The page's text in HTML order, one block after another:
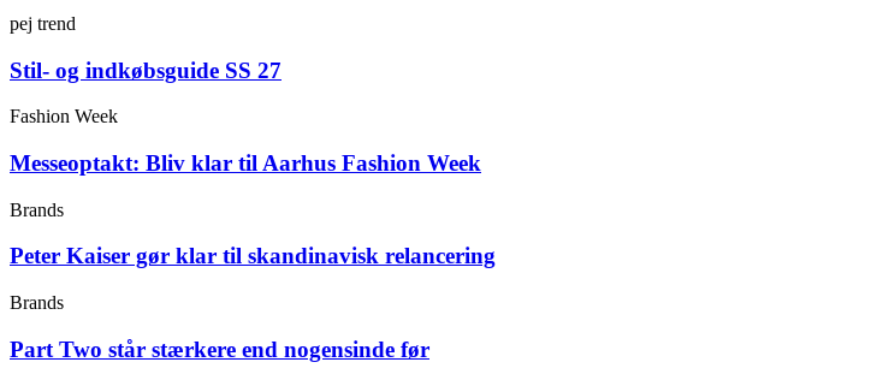
pej trend
Stil- og indkøbsguide SS 27
Fashion Week
Messeoptakt: Bliv klar til Aarhus Fashion Week
Brands
Peter Kaiser gør klar til skandinavisk relancering
Brands
Part Two står stærkere end nogensinde før